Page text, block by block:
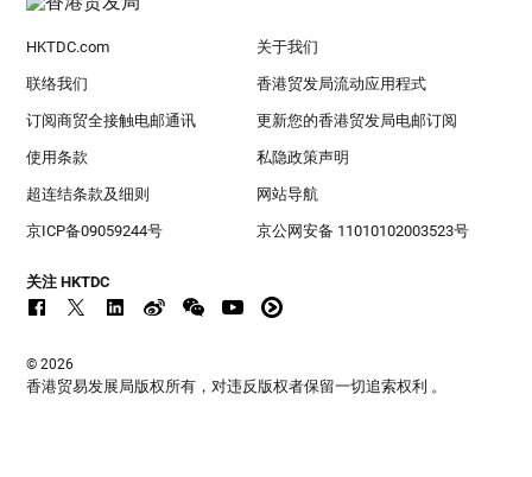
HKTDC.com 关于我们
联络我们 香港贸发局流动应用程式
订阅商贸全接触电邮通讯 更新您的香港贸发局电邮订阅
使用条款 私隐政策声明
超连结条款及细则 网站导航
京ICP备09059244号 京公网安备 11010102003523号
关注 HKTDC
© 2026
香港贸易发展局版权所有，对违反版权者保留一切追索权利 。